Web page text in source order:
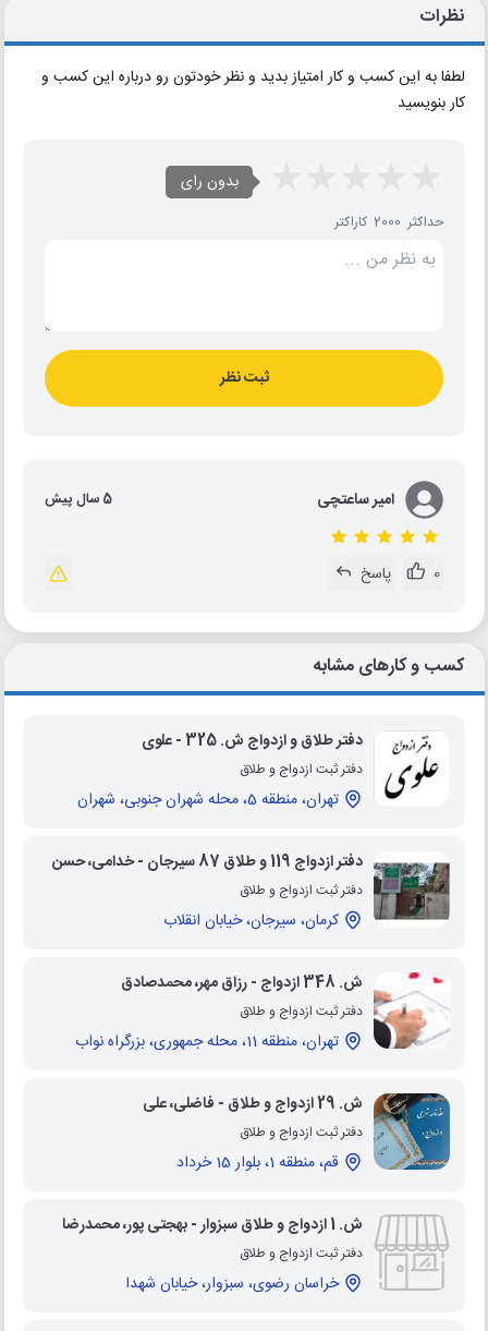
نظرات
لطفا به این کسب و کار امتیاز بدید و نظر خودتون رو درباره این کسب و
کار بنویسید
بدون رای
حداکثر 2000 کاراکتر
ثبت نظر
امیر ساعتچی 5 سال پیش
0 پاسخ
کسب و کارهای مشابه
دفتر طلاق و ازدواج ش. 325 - علوی
دفتر ثبت ازدواج و طلاق
تهران، منطقه 5، محله شهران جنوبی، شهران
دفتر ازدواج 119 و طلاق 87 سیرجان - خدامی، حسن
دفتر ثبت ازدواج و طلاق
کرمان، سیرجان، خیابان انقلاب
ش. 348 ازدواج - رزاق مهر، محمدصادق
دفتر ثبت ازدواج و طلاق
تهران، منطقه 11، محله جمهوری، بزرگراه نواب
ش. 29 ازدواج و طلاق - فاضلی، علی
دفتر ثبت ازدواج و طلاق
قم، منطقه 1، بلوار 15 خرداد
ش. 1 ازدواج و طلاق سبزوار - بهجتی پور، محمدرضا
دفتر ثبت ازدواج و طلاق
خراسان رضوی، سبزوار، خیابان شهدا